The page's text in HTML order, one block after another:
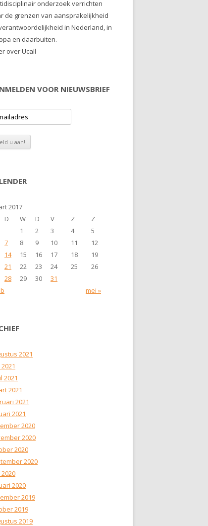
onderzoek verrichten
de grenzen van aansprakelijkheid
in Nederland, in
en daarbuiten.
over Ucall
VOOR NIEUWSBRIEF
2017
D W D V Z Z
mei »
1 2 3 4
5
7 8 9 10 11
12
14 15 16 17 18
19
21 22 23 24 25
26
28 29 30 31
2021
2021
2021
2021
2021
2020
2020
2020
2020
2020
2019
2019
2019